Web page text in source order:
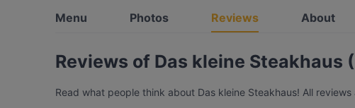
Menu Photos Reviews About
Reviews of Das kleine Steakhaus
Read what people think about Das kleine Steakhaus! All